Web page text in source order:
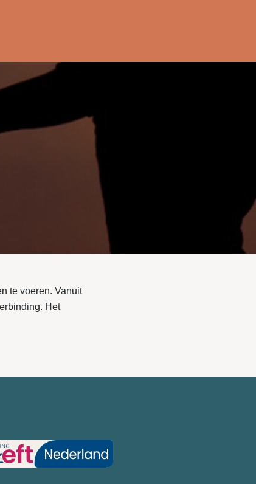
te voeren. Vanuit
Het